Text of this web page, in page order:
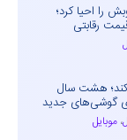
را احیا کرد؛
برگزار می‌کند؛ هشت سال
گوشی‌های جدید
، موبایل